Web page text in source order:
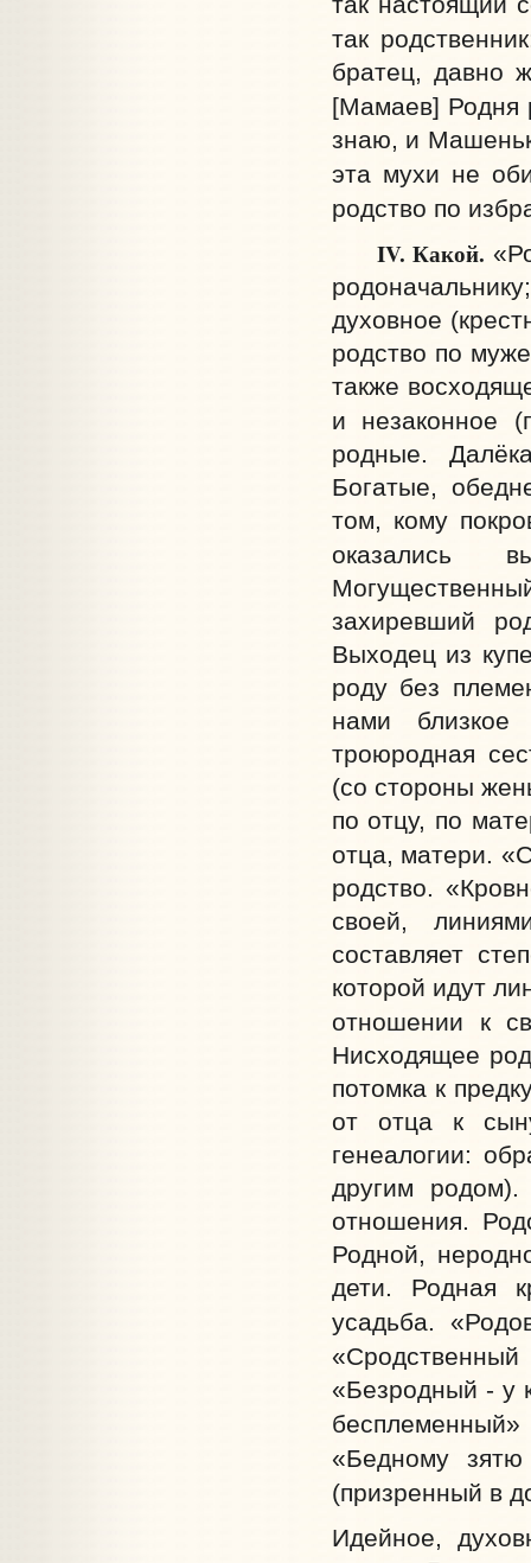
так
братец, давно
[Мамаев] Родня
знаю, и
эта мухи не
родство по
IV. Какой.
духовное
родство по
также
и незаконное
родные.
Богатые,
том, кому
оказались
захиревший
Выходец из
роду без
нами
троюродная
(со стороны
по отцу, по
отца, матери.
родство.
своей,
составляет
которой идут
отношении к
Нисходящее
потомка к
от отца к
генеалогии:
другим
отношения.
Родной,
дети. Родная
усадьба.
«Безродный - у
бесплеменный»
«Бедному
(призренный в
Идейное,